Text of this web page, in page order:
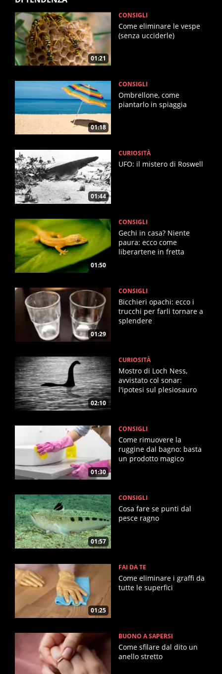
01:21
CONSIGLI
Come eliminare le vespe
(senza ucciderle)
01:18
CONSIGLI
Ombrellone, come
piantarlo in spiaggia
01:44
CURIOSITÀ
UFO: il mistero di Roswell
01:50
CONSIGLI
Gechi in casa? Niente
paura: ecco come
liberartene in fretta
01:29
CONSIGLI
Bicchieri opachi: ecco i
trucchi per farli tornare a
splendere
02:10
CURIOSITÀ
Mostro di Loch Ness,
avvistato col sonar:
l'ipotesi sul plesiosauro
01:30
CONSIGLI
Come rimuovere la
ruggine dal bagno: basta
un prodotto magico
01:57
CONSIGLI
Cosa fare se punti dal
pesce ragno
01:25
FAI DA TE
Come eliminare i graffi da
tutte le superfici
BUONO A SAPERSI
Come sfilare dal dito un
anello stretto